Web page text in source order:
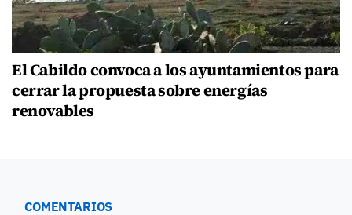
El Cabildo convoca a los ayuntamientos para
cerrar la propuesta sobre energías
renovables
COMENTARIOS